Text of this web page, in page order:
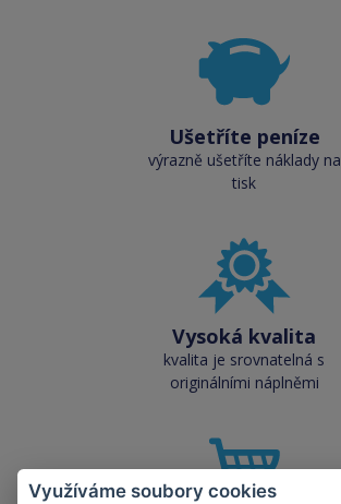
Ušetříte peníze
výrazně ušetříte náklady na
tisk
Vysoká kvalita
kvalita je srovnatelná s
originálními náplněmi
Využíváme soubory cookies